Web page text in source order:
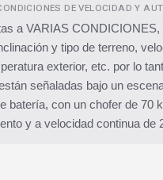
DE VELOCIDAD Y
a VARIAS
y tipo de terreno,
exterior, etc. por lo
señaladas bajo un
batería, con un chofer de 70
y a velocidad continua de